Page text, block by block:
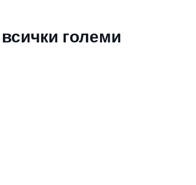
големи